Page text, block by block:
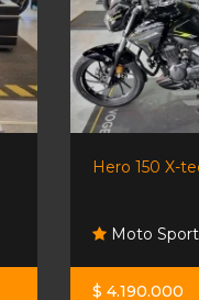
Hero 150 X-
Moto Sport
$ 4.190.000